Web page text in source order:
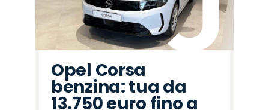
Opel Corsa
benzina: tua da
13.750 euro fino a